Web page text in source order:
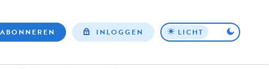
Top
ABONNEREN INLOGGEN LICHT